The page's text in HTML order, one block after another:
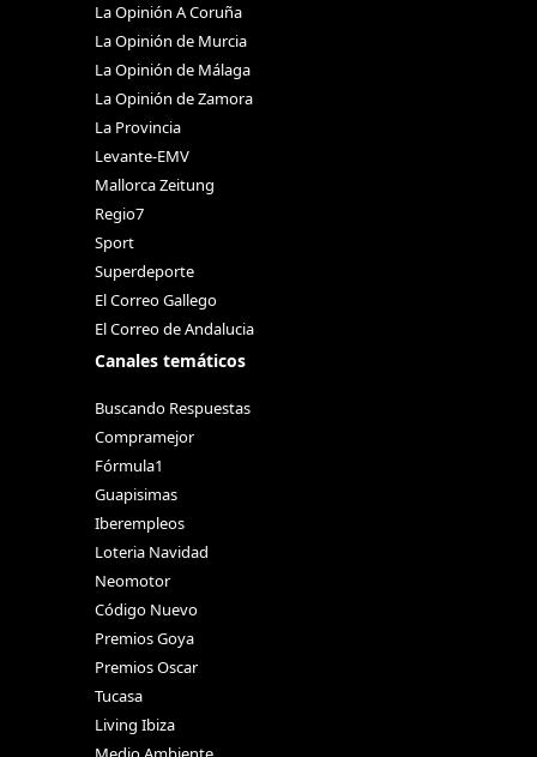
La Opinión A Coruña
La Opinión de Murcia
La Opinión de Málaga
La Opinión de Zamora
La Provincia
Levante-EMV
Mallorca Zeitung
Regio7
Sport
Superdeporte
El Correo Gallego
El Correo de Andalucia
Canales temáticos
Buscando Respuestas
Compramejor
Fórmula1
Guapisimas
Iberempleos
Loteria Navidad
Neomotor
Código Nuevo
Premios Goya
Premios Oscar
Tucasa
Living Ibiza